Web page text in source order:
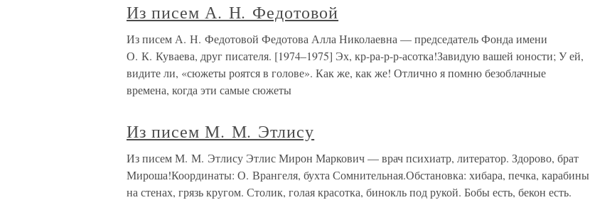
Из писем А. Н. Федотовой
Из писем А. Н. Федотовой Федотова Алла Николаевна — председатель Фонда имени
О. К. Куваева, друг писателя. [1974–1975] Эх, кр-ра-р-р-асотка!Завидую вашей юности; У ей,
видите ли, «сюжеты роятся в голове». Как же, как же! Отлично я помню безоблачные
времена, когда эти самые сюжеты
Из писем М. М. Этлису
Из писем М. М. Этлису Этлис Мирон Маркович — врач психиатр, литератор. Здорово, брат
Мироша!Координаты: О. Врангеля, бухта Сомнительная.Обстановка: хибара, печка, карабины
на стенах, грязь кругом. Столик, голая красотка, бинокль под рукой. Бобы есть, бекон есть.